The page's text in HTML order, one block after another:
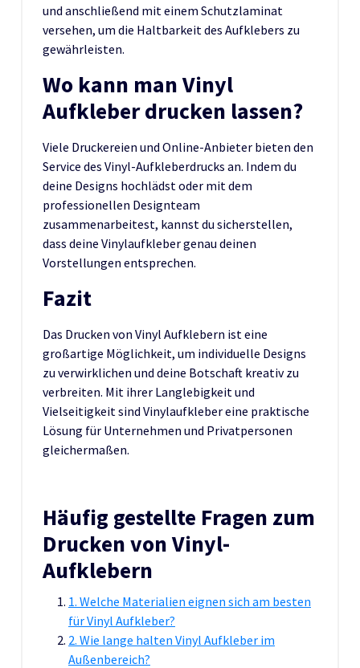
und anschließend mit einem Schutzlaminat
versehen, um die Haltbarkeit des Aufklebers zu
gewährleisten.
Wo kann man Vinyl
Aufkleber drucken lassen?
Viele Druckereien und Online-Anbieter bieten den
Service des Vinyl-Aufkleberdrucks an. Indem du
deine Designs hochlädst oder mit dem
professionellen Designteam
zusammenarbeitest, kannst du sicherstellen,
dass deine Vinylaufkleber genau deinen
Vorstellungen entsprechen.
Fazit
Das Drucken von Vinyl Aufklebern ist eine
großartige Möglichkeit, um individuelle Designs
zu verwirklichen und deine Botschaft kreativ zu
verbreiten. Mit ihrer Langlebigkeit und
Vielseitigkeit sind Vinylaufkleber eine praktische
Lösung für Unternehmen und Privatpersonen
gleichermaßen.
Häufig gestellte Fragen zum
Drucken von Vinyl-
Aufklebern
1. Welche Materialien eignen sich am besten
für Vinyl Aufkleber?
2. Wie lange halten Vinyl Aufkleber im
Außenbereich?